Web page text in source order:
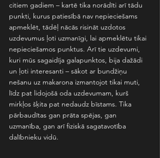
citiem gadiem – kartē tika norādīti arī tādu
punkti, kurus patiesībā nav nepieciešams
apmeklēt, tādēļ nācās risināt uzdotos
uzdevumus ļoti uzmanīgi, lai apmeklētu tikai
nepieciešamos punktus. Arī tie uzdevumi,
kuri mūs sagaidīja galapunktos, bija dažādi
un ļoti interesanti – sākot ar bundžiņu
nešanu uz makarona izmantojot tikai muti,
līdz pat lidojošā oda uzdevumam, kurš
mirkļos šķita pat nedaudz bīstams. Tika
pārbaudītas gan prāta spējas, gan
uzmanība, gan arī fiziskā sagatavotība
dalībnieku vidū.